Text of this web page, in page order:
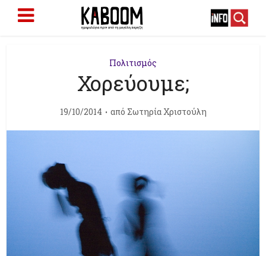
Πολιτισμός
Χορεύουμε;
19/10/2014 από Σωτηρία Χριστούλη